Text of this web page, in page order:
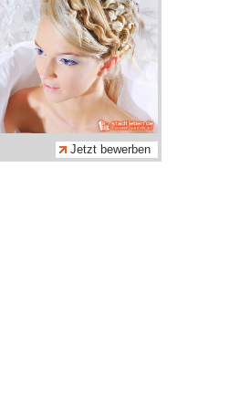
Jetzt bewerben